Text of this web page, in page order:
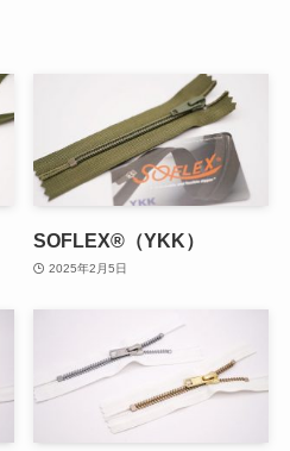
SOFLEX®（YKK）
2025年2月5日